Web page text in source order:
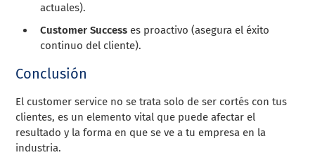
actuales).
Customer Success es proactivo (asegura el éxito
continuo del cliente).
Conclusión
El customer service no se trata solo de ser cortés con tus
clientes, es un elemento vital que puede afectar el
resultado y la forma en que se ve a tu empresa en la
industria.